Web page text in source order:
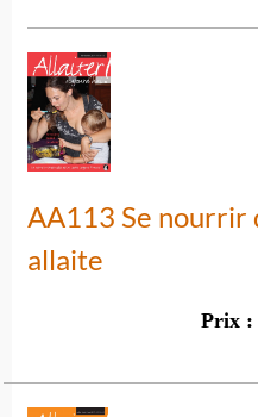
AA113 Se nourrir
allaite
Prix :